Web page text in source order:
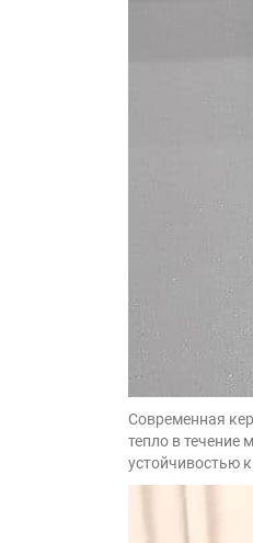
Современная
тепло в течение
устойчивостью